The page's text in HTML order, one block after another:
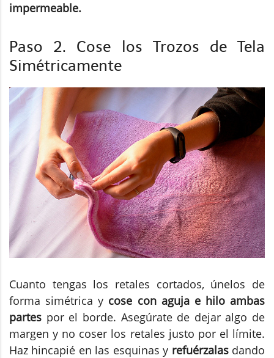
impermeable.
Paso 2. Cose los Trozos de Tela
Simétricamente
Cuanto tengas los retales cortados, únelos de
forma simétrica y cose con aguja e hilo ambas
partes por el borde. Asegúrate de dejar algo de
margen y no coser los retales justo por el límite.
Haz hincapié en las esquinas y refuérzalasdando